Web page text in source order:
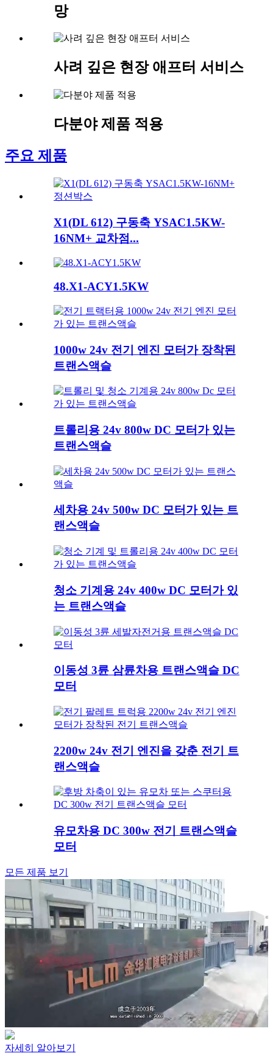
망
사려 깊은 현장 애프터 서비스
다분야 제품 적용
주요 제품
X1(DL 612) 구동축 YSAC1.5KW-
16NM+ 교차점...
48.X1-ACY1.5KW
1000w 24v 전기 엔진 모터가 장착된
트랜스액슬
트롤리용 24v 800w DC 모터가 있는
트랜스액슬
세차용 24v 500w DC 모터가 있는 트
랜스액슬
청소 기계용 24v 400w DC 모터가 있
는 트랜스액슬
이동성 3륜 삼륜차용 트랜스액슬 DC
모터
2200w 24v 전기 엔진을 갖춘 전기 트
랜스액슬
유모차용 DC 300w 전기 트랜스액슬
모터
모든 제품 보기
자세히 알아보기